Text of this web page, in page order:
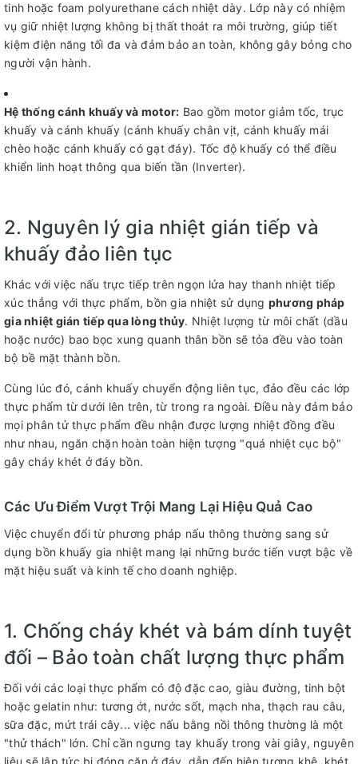
tinh hoặc foam polyurethane cách nhiệt dày. Lớp này có nhiệm
vụ giữ nhiệt lượng không bị thất thoát ra môi trường, giúp tiết
kiệm điện năng tối đa và đảm bảo an toàn, không gây bỏng cho
người vận hành.
Hệ thống cánh khuấy và motor: Bao gồm motor giảm tốc, trục
khuấy và cánh khuấy (cánh khuấy chân vịt, cánh khuấy mái
chèo hoặc cánh khuấy có gạt đáy). Tốc độ khuấy có thể điều
khiển linh hoạt thông qua biến tần (Inverter).
2. Nguyên lý gia nhiệt gián tiếp và
khuấy đảo liên tục
Khác với việc nấu trực tiếp trên ngọn lửa hay thanh nhiệt tiếp
xúc thẳng với thực phẩm, bồn gia nhiệt sử dụng phương pháp
gia nhiệt gián tiếp qua lòng thủy. Nhiệt lượng từ môi chất (dầu
hoặc nước) bao bọc xung quanh thân bồn sẽ tỏa đều vào toàn
bộ bề mặt thành bồn.
Cùng lúc đó, cánh khuấy chuyển động liên tục, đảo đều các lớp
thực phẩm từ dưới lên trên, từ trong ra ngoài. Điều này đảm bảo
mọi phân tử thực phẩm đều nhận được lượng nhiệt đồng đều
như nhau, ngăn chặn hoàn toàn hiện tượng "quá nhiệt cục bộ"
gây cháy khét ở đáy bồn.
Các Ưu Điểm Vượt Trội Mang Lại Hiệu Quả Cao
Việc chuyển đổi từ phương pháp nấu thông thường sang sử
dụng bồn khuấy gia nhiệt mang lại những bước tiến vượt bậc về
mặt hiệu suất và kinh tế cho doanh nghiệp.
1. Chống cháy khét và bám dính tuyệt
đối – Bảo toàn chất lượng thực phẩm
Đối với các loại thực phẩm có độ đặc cao, giàu đường, tinh bột
hoặc gelatin như: tương ớt, nước sốt, mạch nha, thạch rau câu,
sữa đặc, mứt trái cây... việc nấu bằng nồi thông thường là một
"thử thách" lớn. Chỉ cần ngưng tay khuấy trong vài giây, nguyên
liệu sẽ lập tức bị đóng cặn ở đáy, dẫn đến hiện tượng khê, khét,